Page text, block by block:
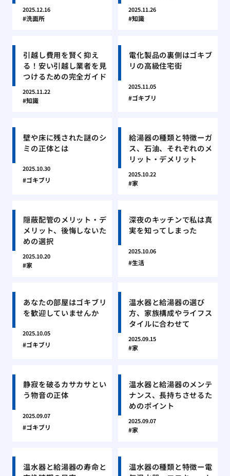
2025.12.16
洗面所
2025.11.26
知識
引越し費用を賢く抑え
る！安い引越し業者を見
つけるための完全ガイド
2025.11.22
知識
電化製品の裏側はゴキブ
リの高級住宅街
2025.11.05
ゴキブリ
壁や床に残された謎のシ
ミの正体とは
2025.10.30
ゴキブリ
給湯器の種類と特徴ーガ
ス、石油、それぞれのメ
リット・デメリット
2025.10.22
家
隠蔽配管のメリット・デ
メリット、後悔しないた
めの選択
2025.10.20
家
深夜のキッチンで私は真
実を知ってしまった
2025.10.06
生活
あなたの部屋はゴキブリ
を歓迎していませんか
2025.10.05
ゴキブリ
温水器と給湯器の選び
方、家族構成やライフス
タイルに合わせて
2025.09.15
家
静寂を破るカサカサとい
う物音の正体
2025.09.07
ゴキブリ
温水器と給湯器のメンテ
ナンス、長持ちさせるた
めのポイント
2025.09.07
家
温水器と給湯器の寿命と
温水器の種類と特徴ー電